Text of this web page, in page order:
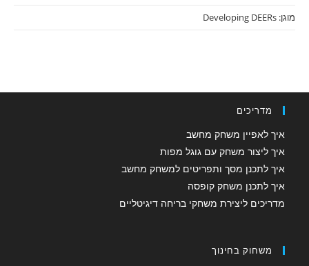
מוגן: Developing DEERs
מדריכים
איך לאפיין משחק מחשב
איך ליצור משחק עם גוגל מפות
איך לתכנן מסך ותפריטים למשחק מחשב
איך לתכנן משחק קופסה
מדריכים ליצירת משחקי בריחה דיגיטליים
משחוק בחינוך